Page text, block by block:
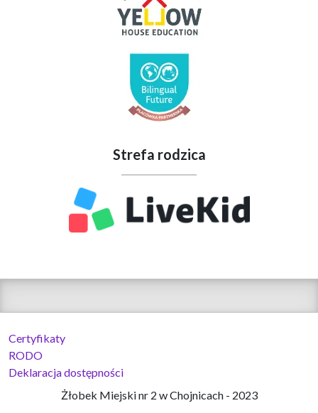
Strefa rodzica
Certyfikaty
RODO
Deklaracja dostępności
Żłobek Miejski nr 2 w Chojnicach - 2023